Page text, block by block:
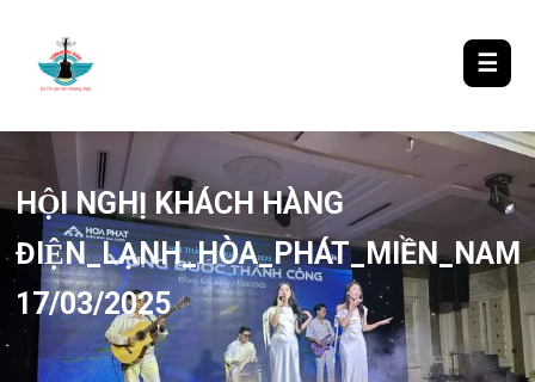
☰
HỘI NGHỊ KHÁCH HÀNG
ĐIỆN_LẠNH_HÒA_PHÁT_MIỀN_NAM
17/03/2025